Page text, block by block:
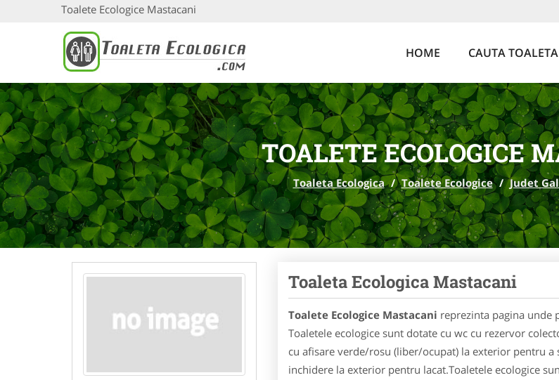
Toalete Ecologice Mastacani
HOME CAUTA
TOALETE ECOLOGICE
Toaleta Ecologica / Toalete Ecologice / Judet
Toaleta Ecologica Mastacani
Toalete Ecologice Mastacani reprezinta pagina unde
Toaletele ecologice sunt dotate cu wc cu rezervor
cu afisare verde/rosu (liber/ocupat) la exterior pentru
inchidere la exterior pentru lacat.Toaletele ecologice